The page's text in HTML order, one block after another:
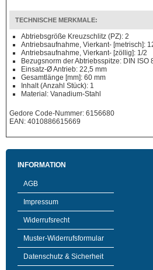
TECHNISCHE MERKMALE:
Abtriebsgröße Kreuzschlitz (PZ): 2
Antriebsaufnahme, Vierkant- [metrisch]:
Antriebsaufnahme, Vierkant- [zöllig]: 1/2
Bezugsnorm der Abtriebsspitze: DIN ISO
Einsatz-Ø Antrieb: 22,5 mm
Gesamtlänge [mm]: 60 mm
Inhalt (Anzahl Stück): 1
Material: Vanadium-Stahl
Gedore Code-Nummer: 6156680
EAN: 4010886615669
INFORMATION
AGB
Impressum
Widerrufsrecht
Muster-Widerrufsformular
Datenschutz & Sicherheit